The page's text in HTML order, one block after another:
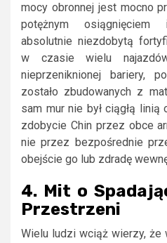
mocy obronnej jest mocno
potężnym osiągnięciem
absolutnie niezdobytą
w czasie wielu
nieprzeniknionej bariery,
zostało zbudowanych z
sam mur nie był ciągłą
zdobycie Chin przez obce
nie przez bezpośrednie
obejście go lub zdradę
4. Mit o
Przestrzeni
Wielu ludzi wciąż wierzy,